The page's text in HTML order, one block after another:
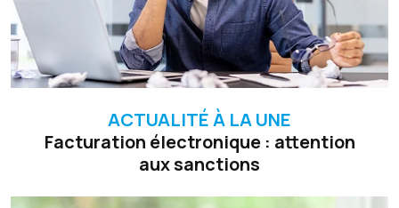
ACTUALITÉ À LA UNE
Facturation électronique : attention
aux sanctions